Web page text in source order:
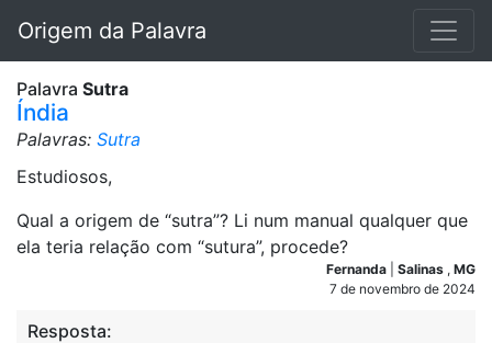
Origem da Palavra
Palavra Sutra
Índia
Palavras: Sutra
Estudiosos,
Qual a origem de “sutra”? Li num manual qualquer que
ela teria relação com “sutura”, procede?
Fernanda Salinas , MG
7 de novembro de 2024
Resposta: